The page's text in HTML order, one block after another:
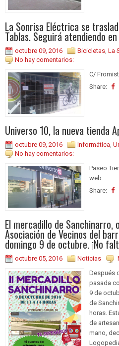
La Sonrisa Eléctrica se
Tablas. Seguirá atendiendo
octubre 09, 2016 Bicicletas La
No hay comentarios:
C/
Share:
Universo 10, la nueva tienda
octubre 09, 2016 Informática
No hay comentarios:
Paseo
web...
Share:
El mercadillo de Sanchinarro,
Asociación de Vecinos del
domingo 9 de octubre. ¡No
octubre 05, 2016 Noticias
Después
pasada
9 de
de
horas.
de
mano,